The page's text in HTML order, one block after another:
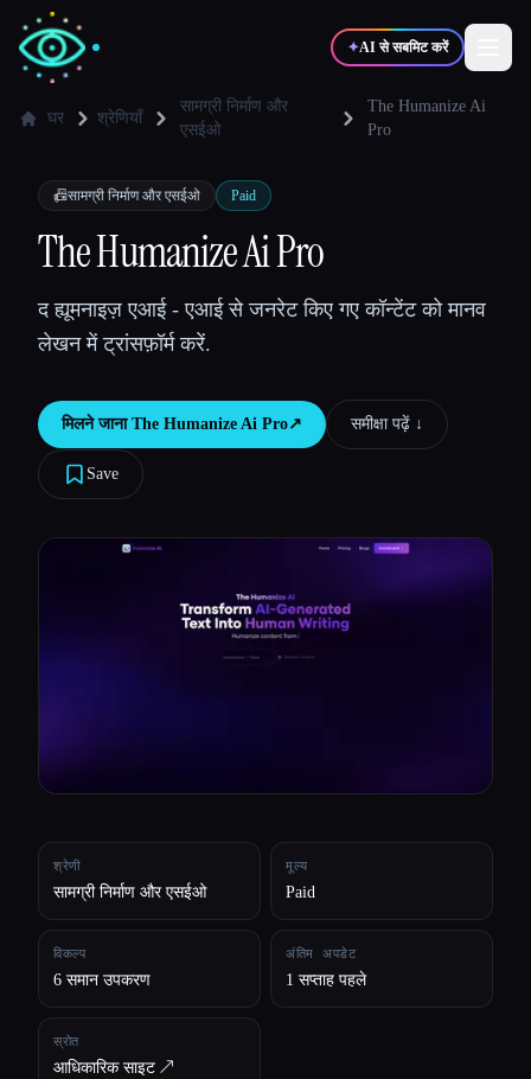
✦AI से सबमिट करें
💻डेवलपर्स 📈मार्केटर्स
🎓विद्यार्थी
ब्लॉग
घर श्रेणियाँ
सामग्री निर्माण और
एसईओ
The Humanize Ai
Pro
📠सामग्री निर्माण और एसईओ Paid
The Humanize Ai Pro
द ह्यूमनाइज़ एआई - एआई से जनरेट किए गए कॉन्टेंट को मानव
लेखन में ट्रांसफ़ॉर्म करें.
मिलने जाना The Humanize Ai Pro↗︎ समीक्षा पढ़ें ↓︎
Save
श्रेणी
सामग्री निर्माण और एसईओ
मूल्य
Paid
विकल्प
6 समान उपकरण
अंतिम अपडेट
1 सप्ताह पहले
स्रोत
आधिकारिक साइट ↗︎